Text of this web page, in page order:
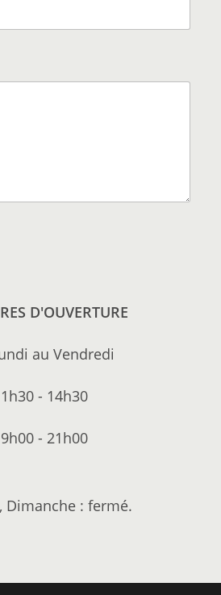
D'OUVERTURE
au Vendredi
- 14h30
- 21h00
Dimanche : fermé.